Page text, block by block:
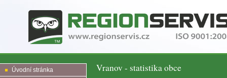
Vranov - statistika obce
Úvodní stránka